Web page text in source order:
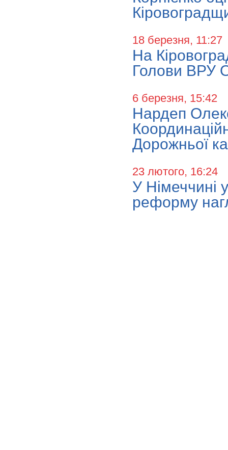
18 березня, 11:27
На
Голови ВРУ
6 березня, 15:42
Нардеп
Дорожньої
23 лютого, 16:24
У Німеччині
реформу